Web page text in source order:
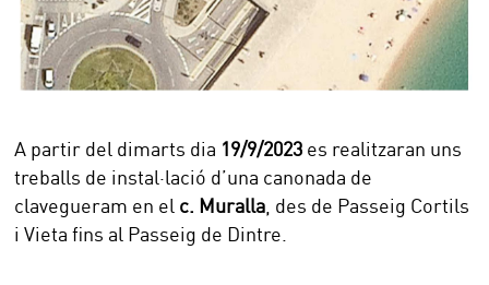
A partir del dimarts dia 19/9/2023 es realitzaran uns
treballs de instal·lació d’una canonada de
clavegueram en el c. Muralla , des de Passeig Cortils
i Vieta fins al Passeig de Dintre.